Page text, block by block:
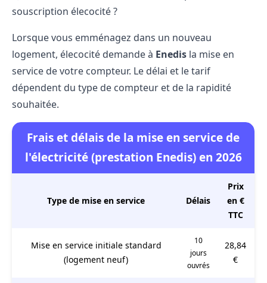
souscription élecocité ?
Lorsque vous emménagez dans un nouveau
logement, élecocité demande à Enedis la mise en
service de votre compteur. Le délai et le tarif
dépendent du type de compteur et de la rapidité
souhaitée.
Frais et délais de la mise en service de
l'électricité (prestation Enedis) en 2026
Type de mise en service Délais
Prix
en €
TTC
Mise en service initiale standard
(logement neuf)
10
jours
ouvrés
28,84
€